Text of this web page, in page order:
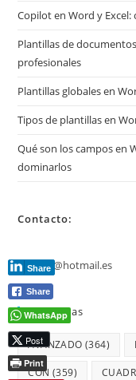
Copilot en Word y
Plantillas de
profesionales
Plantillas globales en
Tipos de plantillas en
Qué son los campos en
dominarlos
Contacto:
jmmarz@hotmail.es
Etiquetas
AVANZADO (364)
CON (359)
Share
Share
WhatsApp
Post
Print